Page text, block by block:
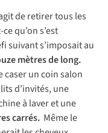
de retirer tous les
qu’on s’est
suivant s’imposait au
mètres de long.
caser un coin salon
d’invités, une
à laver et une
carrés. Même le